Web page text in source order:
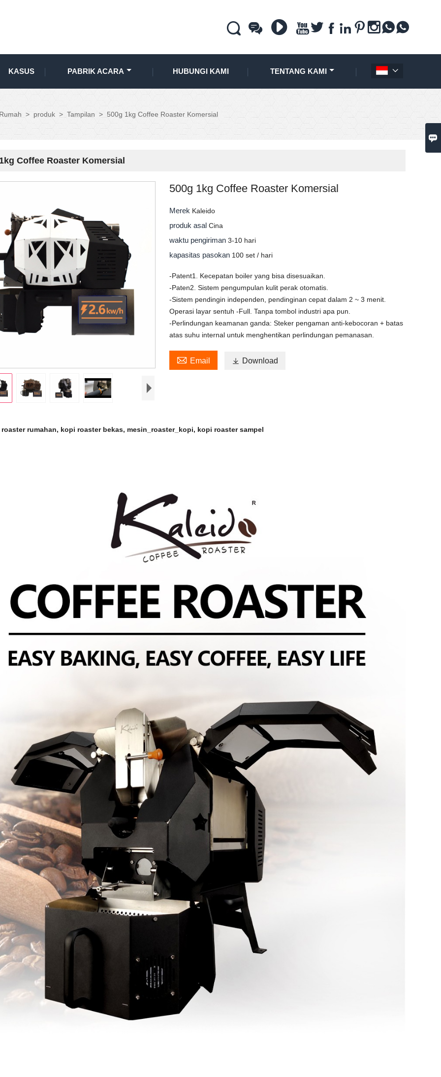

        
KASUS PABRIK ACARA HUBUNGI KAMI TENTANG KAMI 
Rumah > produk > Tampilan > 500g 1kg Coffee Roaster Komersial
Coffee Roaster Komersial
500g 1kg Coffee Roaster Komersial
Merek Kaleido
produk asalCina
waktu pengiriman3-10 hari
kapasitas pasokan 100 set / hari
-Patent1. Kecepatan boiler yang bisa disesuaikan.
-Paten2. Sistem pengumpulan kulit perak otomatis.
-Sistem pendingin independen, pendinginan cepat dalam 2 ~ 3 menit.
Operasi layar sentuh -Full. Tanpa tombol industri apa pun.
-Perlindungan keamanan ganda: Steker pengaman anti-kebocoran + batas
atas suhu internal untuk menghentikan perlindungan pemanasan.
 Email  Download
rumahan, kopi roaster bekas, mesin_roaster_kopi, kopi roaster sampel